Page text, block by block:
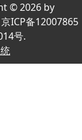
© 2026 by
ICP备12007865
号.